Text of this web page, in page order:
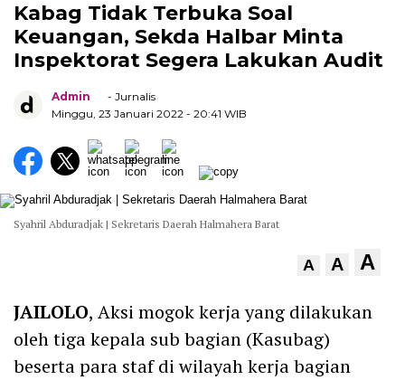
Kabag Tidak Terbuka Soal
Keuangan, Sekda Halbar Minta
Inspektorat Segera Lakukan Audit
Admin
- Jurnalis
Minggu, 23 Januari 2022 - 20:41 WIB
Syahril Abduradjak | Sekretaris Daerah Halmahera Barat
A A A
JAILOLO, Aksi mogok kerja yang dilakukan
oleh tiga kepala sub bagian (Kasubag)
beserta para staf di wilayah kerja bagian